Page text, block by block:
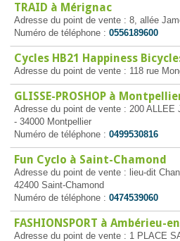
TRAID à Mérignac
Adresse du point de vente : 8, allée
Numéro de téléphone : 0556189600
Cycles HB21 Happiness
Adresse du point de vente : 118 rue
GLISSE-PROSHOP à
Adresse du point de vente : 200 ALLEE
- 34000 Montpellier
Numéro de téléphone : 0499530816
Fun Cyclo à Saint-Chamond
Adresse du point de vente : lieu-dit
42400 Saint-Chamond
Numéro de téléphone : 0474539060
FASHIONSPORT à Ambérieu-
Adresse du point de vente : 1 PLACE